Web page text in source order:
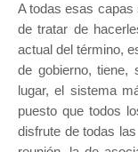
A todas esas capas
de tratar de
actual del término,
de gobierno, tiene,
lugar, el sistema
puesto que todos
disfrute de todas